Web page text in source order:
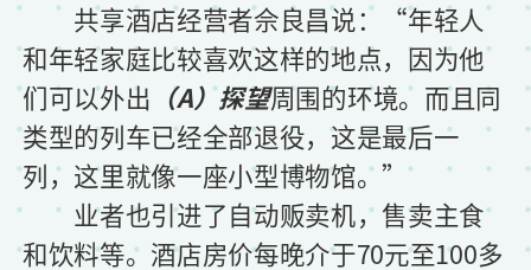
共享酒店经营者佘良昌说：“年轻人
和年轻家庭比较喜欢这样的地点，因为他
们可以外出 （A）探望周围的环境。而且同
类型的列车已经全部退役，这是最后一
列，这里就像一座小型博物馆。”
业者也引进了自动贩卖机，售卖主食
和饮料等。酒店房价每晚介于70元至100多